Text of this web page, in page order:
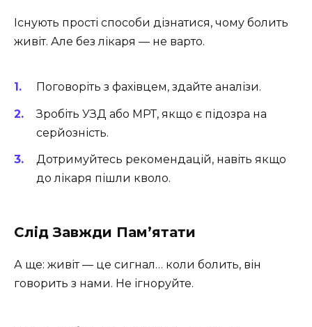
Існують прості способи дізнатися, чому болить
живіт. Але без лікаря — не варто.
Поговоріть з фахівцем, здайте аналізи.
Зробіть УЗД або МРТ, якщо є підозра на
серйозність.
Дотримуйтесь рекомендацій, навіть якщо
до лікаря пішли кволо.
Слід Завжди Пам’ятати
А ще: живіт — це сигнал… коли болить, він
говорить з нами. Не ігноруйте.